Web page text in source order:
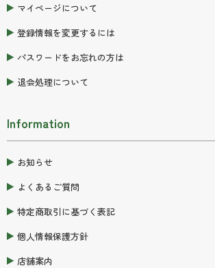
マイページについて
登録情報を変更するには
パスワードをお忘れの方は
退会処理について
Information
お知らせ
よくあるご質問
特定商取引に基づく表記
個人情報保護方針
店舗案内